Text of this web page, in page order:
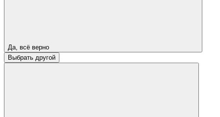
Да, всё верно
Выбрать другой